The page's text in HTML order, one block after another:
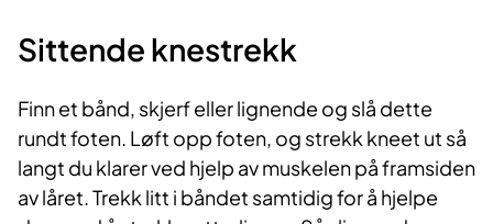
Sittende knestrekk
Finn et bånd, skjerf eller lignende og slå dette
rundt foten. Løft opp foten, og strekk kneet ut så
langt du klarer ved hjelp av muskelen på framsiden
av låret. Trekk litt i båndet samtidig for å hjelpe